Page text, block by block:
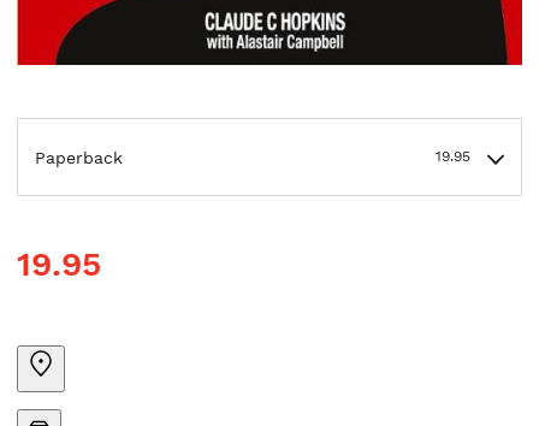
Paperback 19.95
19.95